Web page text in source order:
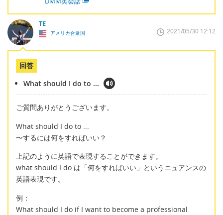
TE
アメリカ合衆国 2021/05/30 12:12
回答
What should I do to ...
ご質問ありがとうございます。
What should I do to ...
〜するには何をすればいい？
上記のように英語で表現することができます。
what should I do は「何をすればいい」というニュアンスの
英語表現です。
例：
What should I do if I want to become a professional